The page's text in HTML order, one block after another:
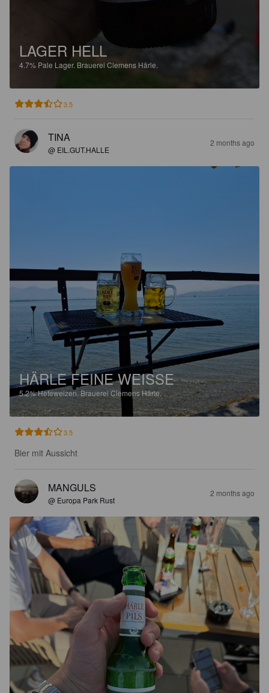
LAGER HELL
4.7% Pale Lager. Brauerei Clemens Härle.
3.5
TINA
@ EIL.GUT.HALLE
2 months ago
HÄRLE FEINE WEISSE
5.2%Hefeweizen.Brauerei Clemens Härle.
3.5
Bier mit Aussicht
MANGULS
@ Europa Park Rust
2 months ago